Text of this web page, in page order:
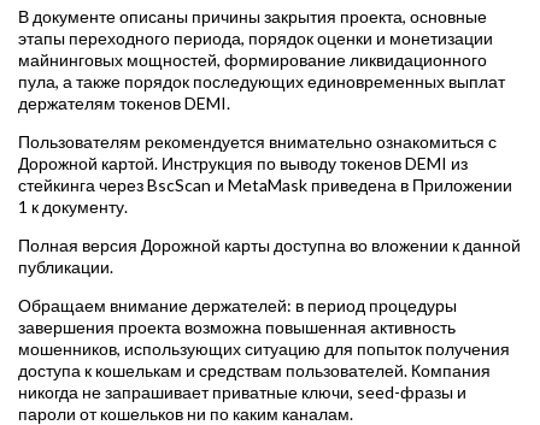
В документе описаны причины закрытия проекта, основные
этапы переходного периода, порядок оценки и монетизации
майнинговых мощностей, формирование ликвидационного
пула, а также порядок последующих единовременных выплат
держателям токенов DEMI.
Пользователям рекомендуется внимательно ознакомиться с
Дорожной картой. Инструкция по выводу токенов DEMI из
стейкинга через BscScan и MetaMask приведена в Приложении
1 к документу.
Полная версия Дорожной карты доступна во вложении к данной
публикации.
Обращаем внимание держателей: в период процедуры
завершения проекта возможна повышенная активность
мошенников, использующих ситуацию для попыток получения
доступа к кошелькам и средствам пользователей. Компания
никогда не запрашивает приватные ключи, seed-фразы и
пароли от кошельков ни по каким каналам.